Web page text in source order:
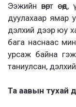
Ээжийн өвөрт
дуулахаар ямар
дэлхий дээр юу
бага наснаас
урсаж байна
таниулсан,
Та аавын тухай